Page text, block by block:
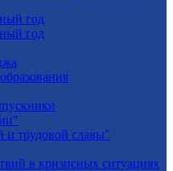
год
год
и трудовой славы"
в кризисных ситуациях